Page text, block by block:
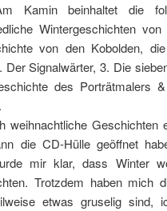
Kamin beinhaltet die
Wintergeschichten
von den Kobolden,
Der Signalwärter, 3. Die
des Porträtmalers
weihnachtliche Geschichten
die CD-Hülle geöffnet
mir klar, dass Winter
Trotzdem haben mich
etwas gruselig sind,